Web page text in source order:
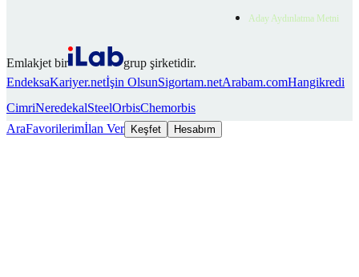
Aday Aydınlatma Metni
Emlakjet bir
grup şirketidir.
EndeksaKariyer.netİşin OlsunSigortam.netArabam.comHangikredi
CimriNeredekalSteelOrbisChemorbis
AraFavorilerimİlan Ver Keşfet Hesabım